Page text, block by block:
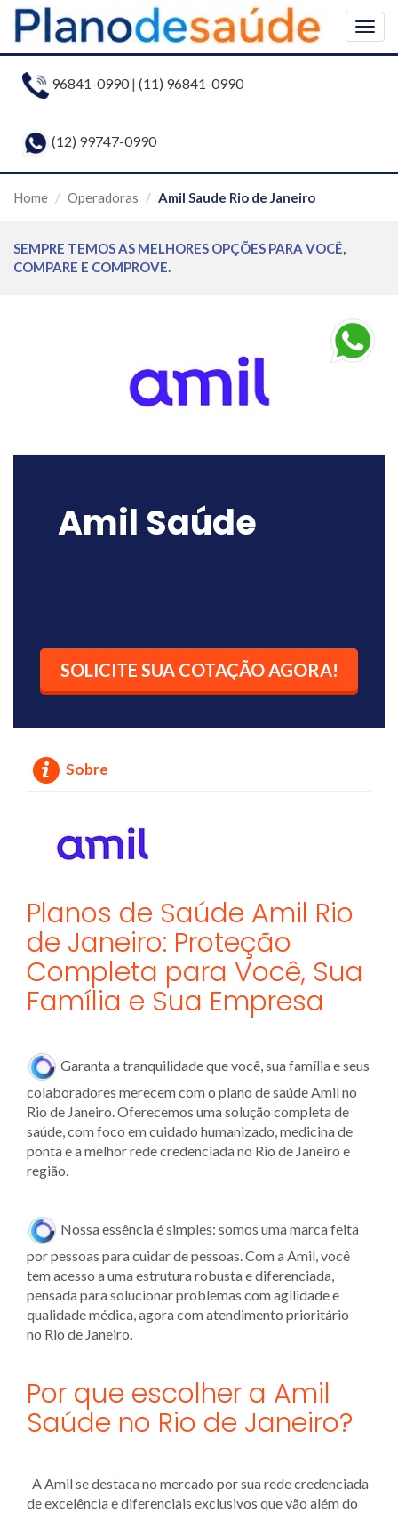
96841-0990| (11) 96841-0990
(12) 99747-0990
Home Operadoras Amil Saude Rio de Janeiro
SEMPRE TEMOS AS MELHORES OPÇÕES PARA VOCÊ,
COMPARE E COMPROVE.
Amil Saúde
SOLICITE SUA COTAÇÃO AGORA!
Sobre
Planos de Saúde Amil Rio
de Janeiro: Proteção
Completa para Você, Sua
Família e Sua Empresa
Garanta a tranquilidade que você, sua família e seus
colaboradores merecem com o plano de saúde Amil no
Rio de Janeiro. Oferecemos uma solução completa de
saúde, com foco em cuidado humanizado, medicina de
ponta e a melhor rede credenciada no Rio de Janeiro e
região.
Nossa essência é simples: somos uma marca feita
por pessoas para cuidar de pessoas. Com a Amil, você
tem acesso a uma estrutura robusta e diferenciada,
pensada para solucionar problemas com agilidade e
qualidade médica, agora com atendimento prioritário
no Rio de Janeiro.
Por que escolher a Amil
Saúde no Rio de Janeiro?
A Amil se destaca no mercado por sua rede credenciada
de excelência e diferenciais exclusivos que vão além do